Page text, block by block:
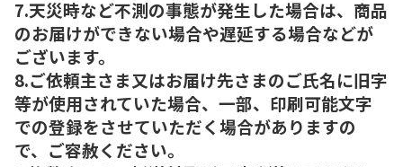
7.天災時など不測の事態が発生した場合は、商品
のお届けができない場合や遅延する場合などが
ございます。
8.ご依頼主さま又はお届け先さまのご氏名に旧字
等が使用されていた場合、一部、印刷可能文字
での登録をさせていただく場合がありますの
で、ご容赦ください。